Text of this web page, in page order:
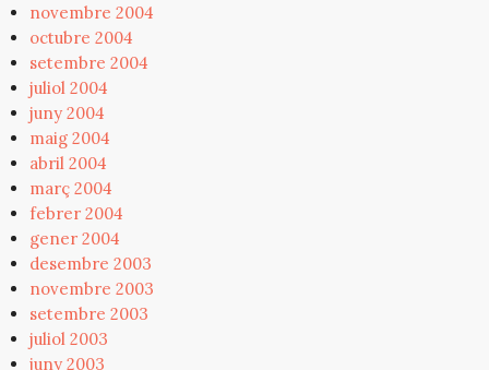
novembre 2004
octubre 2004
setembre 2004
juliol 2004
juny 2004
maig 2004
abril 2004
març 2004
febrer 2004
gener 2004
desembre 2003
novembre 2003
setembre 2003
juliol 2003
juny 2003